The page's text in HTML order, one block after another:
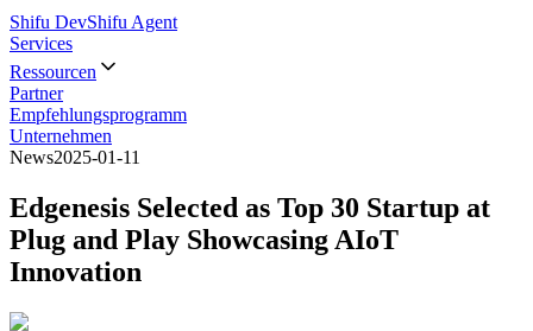
Shifu DevShifu Agent
Services
Ressourcen
Partner
Empfehlungsprogramm
Unternehmen
News2025-01-11
Edgenesis Selected as Top 30 Startup at
Plug and Play Showcasing AIoT
Innovation